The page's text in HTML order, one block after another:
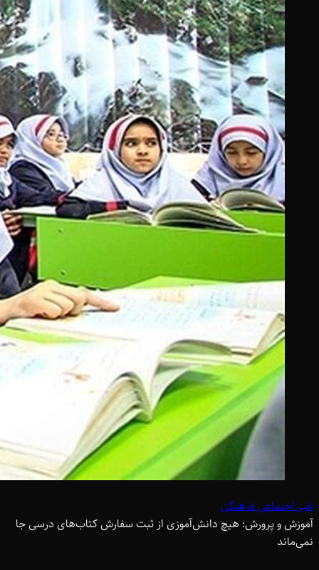
خبر اجتماعی فرهنگی
آموزش و پرورش: هیچ دانش‌آموزی از ثبت سفارش کتاب‌های درسی جا
نمی‌ماند